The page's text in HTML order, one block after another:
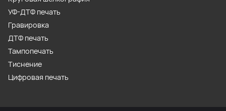
УФ-ДТФ печать
Гравировка
ДТФ печать
Тампопечать
Тиснение
Цифровая печать